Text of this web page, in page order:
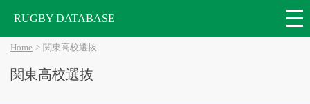
RUGBY DATABASE
Home 関東高校選抜
関東高校選抜